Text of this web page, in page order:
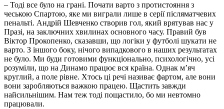
– Тоді все було на грані. Почати варто з протистояння з
чеською Спартою, яке ми виграли лише в серії післяматчевих
пенальті. Андрій Шевченко створив гол, який врятував нас у
Празі, на заключних хвилинах основного часу. Правий був
Віктор Прокопенко, сказавши, що логіки у футболі шукати не
варто. З іншого боку, нічого випадкового в наших результатах
не було. Ми буди готовими функціонально, психологічно, усі
розуміли, що на Динамо працює вся країна. Однак м’яч
круглий, а поле рівне. Хтось ці речі називає фартом, але вони
вони заробляються важкою працею. Щастить завжди
найсильнішим. Нам теж тоді пощастило, бо ми невтомно
працювали.